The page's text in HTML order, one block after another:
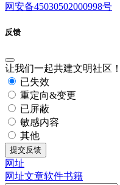
网安备45030502000998号
反馈
让我们一起共建文明社区
已失效
重定向&变更
已屏蔽
敏感内容
其他
提交反馈
网址
网址文章软件书籍